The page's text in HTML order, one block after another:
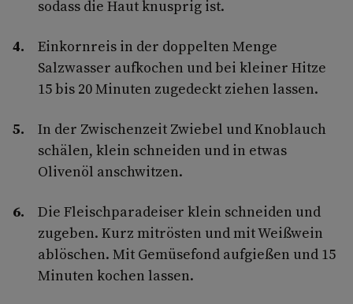
sodass die Haut knusprig ist.
Einkornreis in der doppelten Menge
Salzwasser aufkochen und bei kleiner Hitze
15 bis 20 Minuten zugedeckt ziehen lassen.
In der Zwischenzeit Zwiebel und Knoblauch
schälen, klein schneiden und in etwas
Olivenöl anschwitzen.
Die Fleischparadeiser klein schneiden und
zugeben. Kurz mitrösten und mit Weißwein
ablöschen. Mit Gemüsefond aufgießen und 15
Minuten kochen lassen.